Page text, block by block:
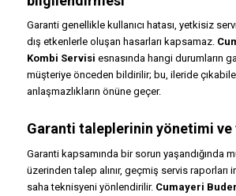
Garanti genellikle kullanıcı hatası, yetkisiz
dış etkenlerle oluşan hasarları kapsamaz.
Kombi Servisi esnasında hangi durumların
müşteriye önceden bildirilir; bu, ileride
anlaşmazlıkların önüne geçer.
Garanti taleplerinin yönetimi
Garanti kapsamında bir sorun yaşandığında
üzerinden talep alınır, geçmiş servis raporları
saha teknisyeni yönlendirilir. Cumayeri